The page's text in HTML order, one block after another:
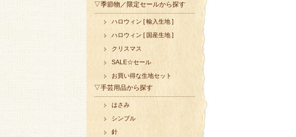
▽季節物／限定セールから探す
ハロウィン [ 輸入生地 ]
ハロウィン [ 国産生地 ]
クリスマス
SALE☆セール
お買い得な生地セット
▽手芸用品から探す
はさみ
シンブル
針